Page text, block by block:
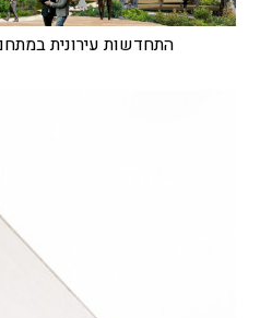
התחדשות עירונית